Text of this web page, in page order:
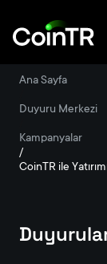
Ana Sayfa
Duyuru Merkezi
Kampanyalar
/
CoinTR ile